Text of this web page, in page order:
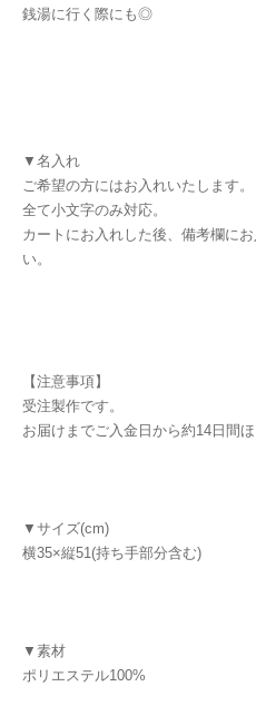
銭湯に行く際にも◎
▼名入れ
ご希望の方にはお入れいたします。
全て小文字のみ対応。
カートにお入れした後、備考欄に
い。
【注意事項】
受注製作です。
お届けまでご入金日から約14日間
▼サイズ(cm)
横35×縦51(持ち手部分含む)
▼素材
ポリエステル100%